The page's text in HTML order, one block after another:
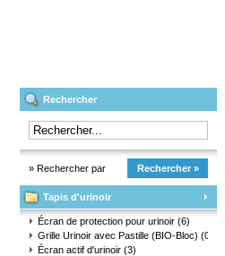
Rechercher
» Rechercher par
marque
Rechercher »
Tapis d'urinoir
Écran de protection pour urinoir (6)
Grille Urinoir avec Pastille (BIO-Bloc) (0)
Écran actif d'urinoir (3)